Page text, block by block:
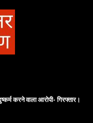
करने वाला आरोपी- गिरफ्तार।